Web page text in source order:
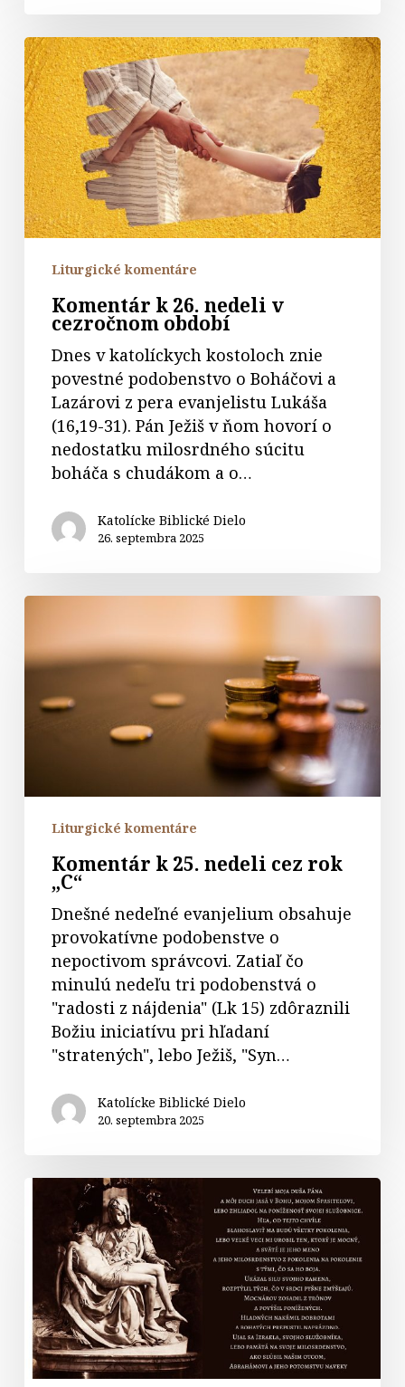
Komentár
k
26.
nedeli
v
cezročnom
období
Liturgické komentáre
Komentár k 26. nedeli v
cezročnom období
Dnes v katolíckych kostoloch znie
povestné podobenstvo o Boháčovi a
Lazárovi z pera evanjelistu Lukáša
(16,19-31). Pán Ježiš v ňom hovorí o
nedostatku milosrdného súcitu
boháča s chudákom a o…
Katolícke Biblické Dielo
26. septembra 2025
Komentár
25.
cez
Liturgické komentáre
Komentár k 25. nedeli cez rok
„C“
Dnešné nedeľné evanjelium obsahuje
provokatívne podobenstve o
nepoctivom správcovi. Zatiaľ čo
minulú nedeľu tri podobenstvá o
"radosti z nájdenia" (Lk 15) zdôraznili
Božiu iniciatívu pri hľadaní
"stratených", lebo Ježiš, "Syn…
Katolícke Biblické Dielo
20. septembra 2025
Sedembolestná
Panna
Mária